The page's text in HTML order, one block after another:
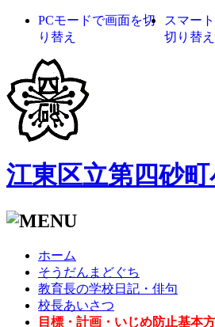
PCモードで画面を切
り替え
スマー
切り替え
江東区立第四砂
ホーム
そうだんまどぐち
教育長の学校日記・俳句
校長あいさつ
目標・計画・いじめ防止基本